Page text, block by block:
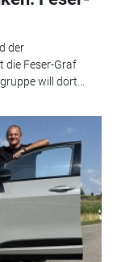
der
die Feser-Graf
will dort...